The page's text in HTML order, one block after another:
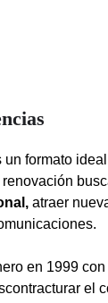
un formato
atraer
en 1999
el